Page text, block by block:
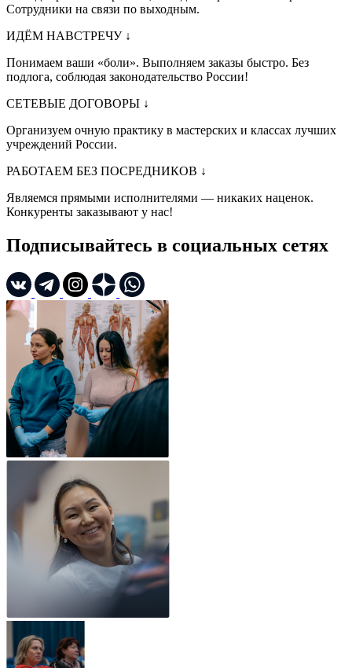
Сотрудники на связи по выходным.
ИДЁМ НАВСТРЕЧУ ↓
Понимаем ваши «боли». Выполняем заказы быстро. Без
подлога, соблюдая законодательство России!
СЕТЕВЫЕ ДОГОВОРЫ ↓
Организуем очную практику в мастерских и классах лучших
учреждений России.
РАБОТАЕМ БЕЗ ПОСРЕДНИКОВ ↓
Являемся прямыми исполнителями — никаких наценок.
Конкуренты заказывают у нас!
Подписывайтесь в социальных сетях